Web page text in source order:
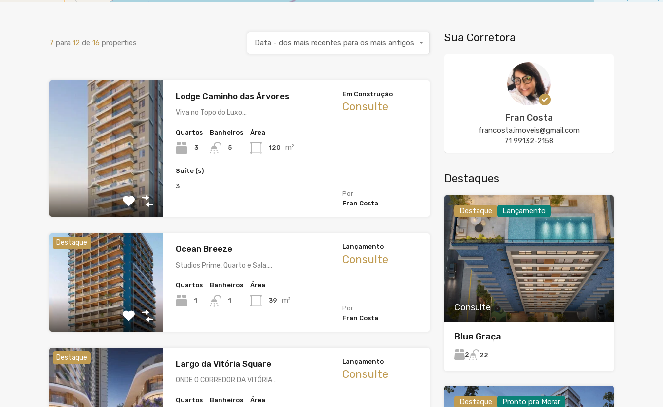
7 para 12 de 16 properties Data - dos mais recentes para os mais antigos
Lodge Caminho das Árvores
Viva no Topo do Luxo…
Quartos
3
Banheiros
5
Área
120 m²
Suíte (s)
3
Em Construção
Consulte
Por
Fran Costa
Destaque
Ocean Breeze
Studios Prime, Quarto e Sala,…
Quartos
1
Banheiros
1
Área
39 m²
Lançamento
Consulte
Por
Fran Costa
Destaque
Largo da Vitória Square
ONDE O CORREDOR DA VITÓRIA…
Quartos Banheiros Área
Lançamento
Consulte
Sua Corretora
Fran Costa
francosta.imoveis@gmail.com
71 99132-2158
Destaques
Destaque Lançamento
Consulte
Blue Graça
2 22
Destaque Pronto pra Morar